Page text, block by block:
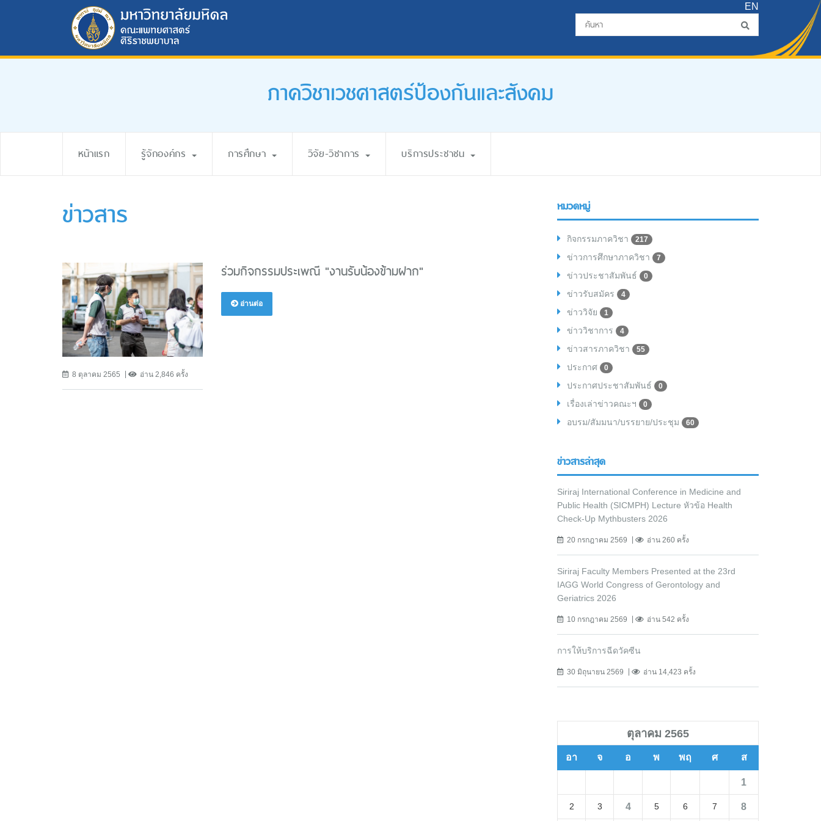
EN
ภาควิชาเวชศาสตร์ป้องกันและสังคม
หน้าแรก รู้จักองค์กร การศึกษา วิจัย-วิชาการ บริการประชาชน
ข่าวสาร
8 ตุลาคม 2565 อ่าน 2,846 ครั้ง
ร่วมกิจกรรมประเพณี "งานรับน้องข้ามฝาก"
อ่านต่อ
หมวดหมู่
กิจกรรมภาควิชา 217
ข่าวการศึกษาภาควิชา 7
ข่าวประชาสัมพันธ์ 0
ข่าวรับสมัคร 4
ข่าววิจัย 1
ข่าววิชาการ 4
ข่าวสารภาควิชา 55
ประกาศ 0
ประกาศประชาสัมพันธ์ 0
เรื่องเล่าข่าวคณะฯ 0
อบรม/สัมมนา/บรรยาย/ประชุม 60
ข่าวสารล่าสุด
Siriraj International Conference in Medicine and
Public Health (SICMPH) Lecture หัวข้อ Health
Check-Up Mythbusters 2026
20 กรกฎาคม 2569 อ่าน 260 ครั้ง
Siriraj Faculty Members Presented at the 23rd
IAGG World Congress of Gerontology and
Geriatrics 2026
10 กรกฎาคม 2569 อ่าน 542 ครั้ง
การให้บริการฉีดวัคซีน
30 มิถุนายน 2569 อ่าน 14,423 ครั้ง
ตุลาคม 2565
อา จ อ พ พฤ ศ ส
1
2 3 4 5 6 7 8